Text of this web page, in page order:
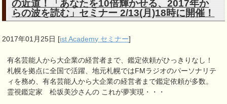
の近道！「あなたを10倍輝かせる、2017年か
らの波を読む」セミナー 2/13(月)18時に開催！
2017年01月25日 [ist Academy セミナー]
有名芸能人から大企業の経営者まで、鑑定依頼がひっきりなし！
札幌を拠点に全国で活躍、地元札幌ではFMラジオのパーソナリテ
ィを務め、有名芸能人から大企業の経営者まで鑑定依頼が多数。
霊視鑑定家 松坂美沙さんの これが夢実現・・・